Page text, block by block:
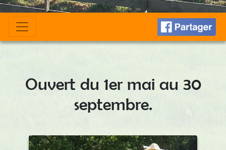
Ouvert du 1er mai au 30
septembre.